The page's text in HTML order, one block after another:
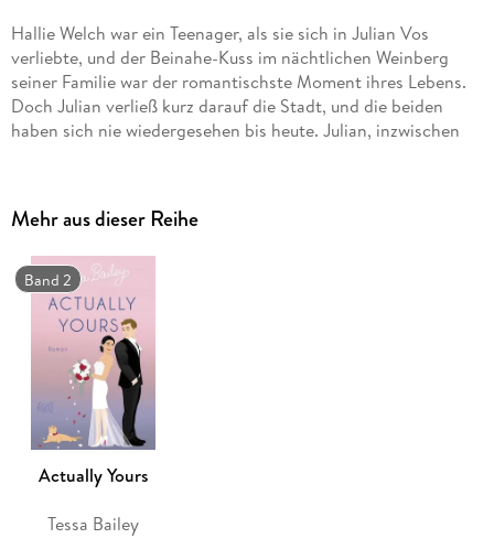
Hallie Welch war ein Teenager, als sie sich in Julian Vos
verliebte, und der Beinahe-Kuss im nächtlichen Weinberg
seiner Familie war der romantischste Moment ihres Lebens.
Doch Julian verließ kurz darauf die Stadt, und die beiden
haben sich nie wiedergesehen bis heute. Julian, inzwischen
Anwesens zu bepflanzen. Vorfreude, Nervosität und
Schmetterlinge im Bauch. Das fühlt Hallie vor diesem Treffen.
Und Enttäuschung, Wut und Hummeln im Hintern danach.
Denn Julian erinnert sich nicht an sie. Nur warum (Antwort:
Der Wein ist schuld) musste sie ihm deshalb ihr Herz in einem
anonymen Liebesbrief ausschütten?
Mehr aus dieser Reihe
Band 2
Actually Yours
Tessa Bailey